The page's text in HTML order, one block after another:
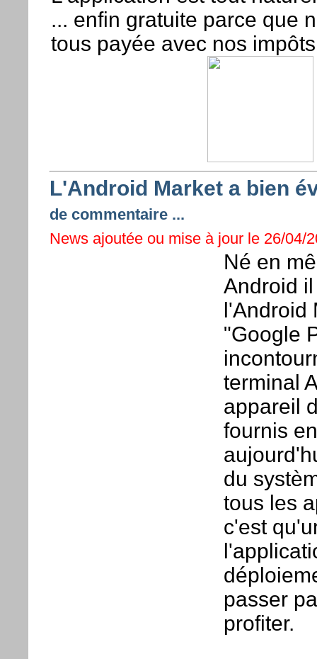
... enfin gratuite parce que
tous payée avec nos
L'Android Market a bien
de commentaire ...
News ajoutée ou mise à jour le 26/04/
Né en
Android
l'Android
"Google
terminal
appareil
fournis
du
tous les
c'est
passer
profiter.